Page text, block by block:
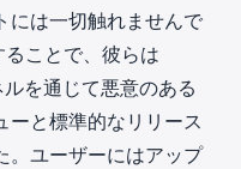
には一切触れませんで
ことで、彼らは
を通じて悪意のある
ーと標準的なリリース
。ユーザーにはアップ